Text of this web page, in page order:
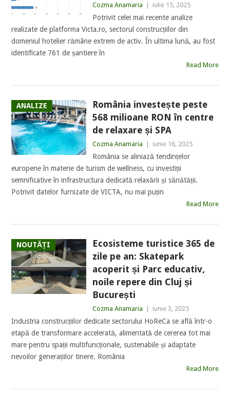
Cozma Anamaria iulie 15, 2025
Potrivit celei mai recente analize
realizate de platforma Victa.ro, sectorul construcțiilor din
domeniul hotelier rămâne extrem de activ. În ultima lună, au fost
identificate 761 de șantiere în
Read More
ANALIZE
România investește peste
568 milioane RON în centre
de relaxare și SPA
Cozma Anamaria iunie 16, 2025
România se aliniază tendințelor
europene în materie de turism de wellness, cu investiții
semnificative în infrastructura dedicată relaxării și sănătății.
Potrivit datelor furnizate de VICTA, nu mai puțin
Read More
NOUTĂȚI
Ecosisteme turistice 365 de
zile pe an: Skatepark
acoperit și Parc educativ,
noile repere din Cluj și
București
Cozma Anamaria iunie 3, 2025
Industria construcțiilor dedicate sectorului HoReCa se află într-o
etapă de transformare accelerată, alimentată de cererea tot mai
mare pentru spații multifuncționale, sustenabile și adaptate
nevoilor generațiilor tinere. România
Read More